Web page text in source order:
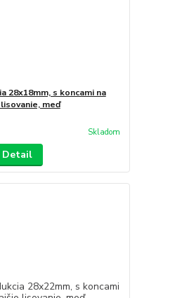
28x18mm, s koncami na
meď
Skladom
Detail